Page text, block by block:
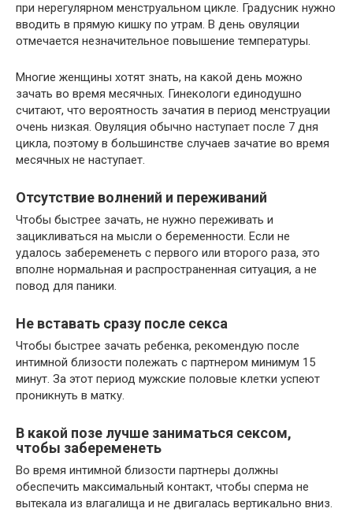
при нерегулярном менструальном цикле. Градусник нужно
вводить в прямую кишку по утрам. В день овуляции
отмечается незначительное повышение температуры.
Многие женщины хотят знать, на какой день можно
зачать во время месячных. Гинекологи единодушно
считают, что вероятность зачатия в период менструации
очень низкая. Овуляция обычно наступает после 7 дня
цикла, поэтому в большинстве случаев зачатие во время
месячных не наступает.
Отсутствие волнений и переживаний
Чтобы быстрее зачать, не нужно переживать и
зацикливаться на мысли о беременности. Если не
удалось забеременеть с первого или второго раза, это
вполне нормальная и распространенная ситуация, а не
повод для паники.
Не вставать сразу после секса
Чтобы быстрее зачать ребенка, рекомендую после
интимной близости полежать с партнером минимум 15
минут. За этот период мужские половые клетки успеют
проникнуть в матку.
В какой позе лучше заниматься сексом,
чтобы забеременеть
Во время интимной близости партнеры должны
обеспечить максимальный контакт, чтобы сперма не
вытекала из влагалища и не двигалась вертикально вниз.